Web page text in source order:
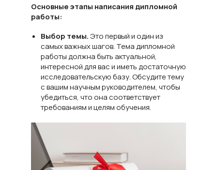
Основные этапы написания дипломной
работы:
Выбор темы.Это первый и один из
самых важных шагов. Тема дипломной
работы должна быть актуальной,
интересной для вас и иметь достаточную
исследовательскую базу. Обсудите тему
с вашим научным руководителем, чтобы
убедиться, что она соответствует
требованиям и целям обучения.